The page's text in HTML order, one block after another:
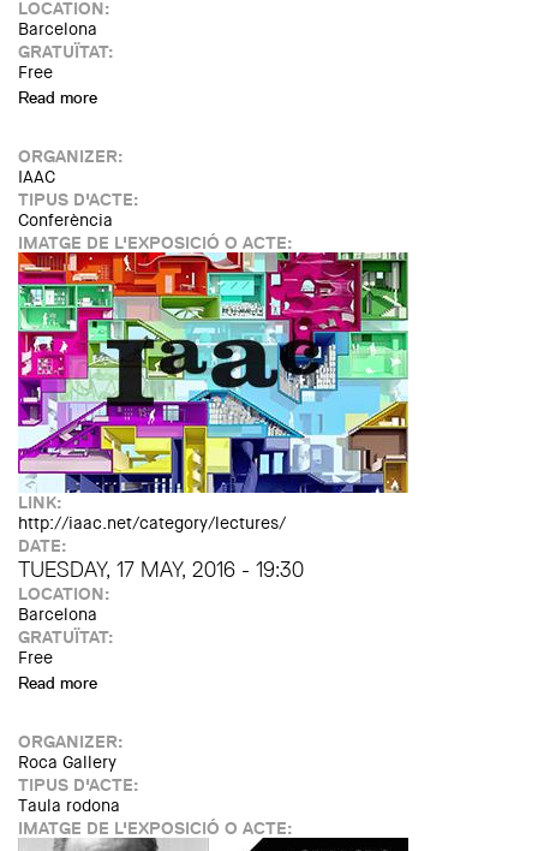
LOCATION:
Barcelona
GRATUÏTAT:
Free
Read more
ORGANIZER:
IAAC
TIPUS D'ACTE:
Conferència
IMATGE DE L'EXPOSICIÓ O ACTE:
LINK:
http://iaac.net/category/lectures/
DATE:
TUESDAY, 17 MAY, 2016 - 19:30
LOCATION:
Barcelona
GRATUÏTAT:
Free
Read more
ORGANIZER:
Roca Gallery
TIPUS D'ACTE:
Taula rodona
IMATGE DE L'EXPOSICIÓ O ACTE: